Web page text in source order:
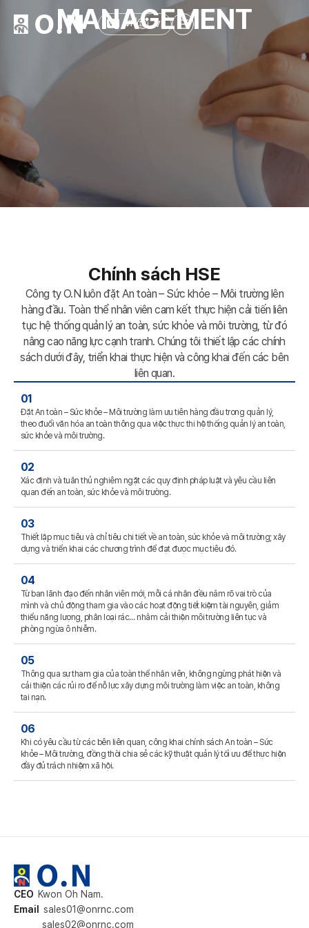
VR VI
MANAGEMENT
Chính sách HSE
Công ty O.N luôn đặt An toàn – Sức khỏe – Môi trường lên
hàng đầu. Toàn thể nhân viên cam kết thực hiện cải tiến liên
tục hệ thống quản lý an toàn,sức khỏe và môi trường, từ đó
nâng cao năng lực cạnh tranh. Chúng tôi thiết lập các chính
sách dưới đây, triển khai thực hiện và công khai đến các bên
liên quan.
01
Đặt An toàn – Sức khỏe – Môi trường làm ưu tiên hàng đầu trong quản lý,
theo đuổi văn hóa an toàn thông qua việc thực thi hệ thống quản lý an toàn,
sức khỏe và môi trường.
02
Xác định và tuân thủ nghiêm ngặt các quy định pháp luật và yêu cầu liên
quan đến an toàn, sức khỏe và môi trường.
03
Thiết lập mục tiêu và chỉ tiêu chi tiết về an toàn, sức khỏe và môi trường; xây
dựng và triển khai các chương trình để đạt được mục tiêu đó.
04
Từ ban lãnh đạo đến nhân viên mới, mỗi cá nhân đều nắm rõ vai trò của
mình và chủ động tham gia vào các hoạt động tiết kiệm tài nguyên, giảm
thiểu năng lượng, phân loại rác… nhằm cải thiện môi trường liên tục và
phòng ngừa ô nhiễm.
05
Thông qua sự tham gia của toàn thể nhân viên, không ngừng phát hiện và
cải thiện các rủi ro để nỗ lực xây dựng môi trường làm việc an toàn, không
tai nạn.
06
Khi có yêu cầu từ các bên liên quan, công khai chính sách An toàn – Sức
khỏe – Môi trường, đồng thời chia sẻ các kỹ thuật quản lý tối ưu để thực hiện
đầy đủ trách nhiệm xã hội.
CEO Kwon Oh Nam.
Email
sales01@onrnc.com
sales02@onrnc.com